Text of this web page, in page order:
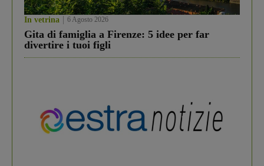
In vetrina 6 Agosto 2026
Gita di famiglia a Firenze: 5 idee per far
divertire i tuoi figli